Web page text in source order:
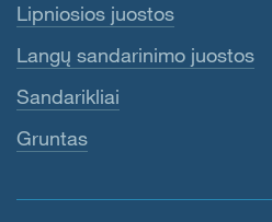
Lipniosios juostos
Langų sandarinimo juostos
Sandarikliai
Gruntas